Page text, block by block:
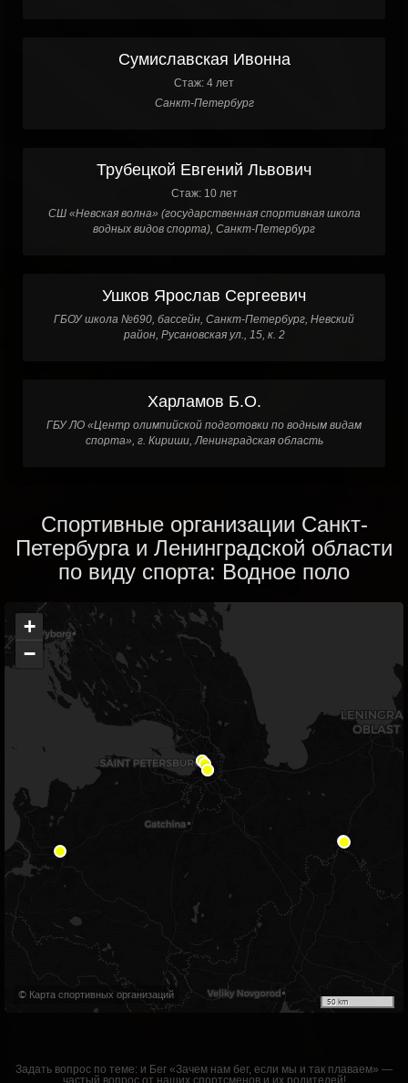
Сумиславская Ивонна
Стаж: 4 лет
Санкт-Петербург
Трубецкой Евгений Львович
Стаж: 10 лет
СШ «Невская волна» (государственная спортивная школа
водных видов спорта), Санкт-Петербург
Ушков Ярослав Сергеевич
ГБОУ школа №690, бассейн, Санкт-Петербург, Невский
район, Русановская ул., 15, к. 2
Харламов Б.О.
ГБУ ЛО «Центр олимпийской подготовки по водным видам
спорта», г. Кириши, Ленинградская область
Спортивные организации Санкт-
Петербурга и Ленинградской области
по виду спорта: Водное поло
+
−
© Карта спортивных организаций
50 km
Задать вопрос по теме: и Бег «Зачем нам бег, если мы и так плаваем» —
частый вопрос от наших спортсменов и их родителей!